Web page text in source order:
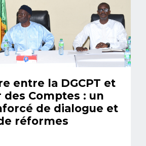
entre la DGCPT et
des Comptes : un
de dialogue et
réformes